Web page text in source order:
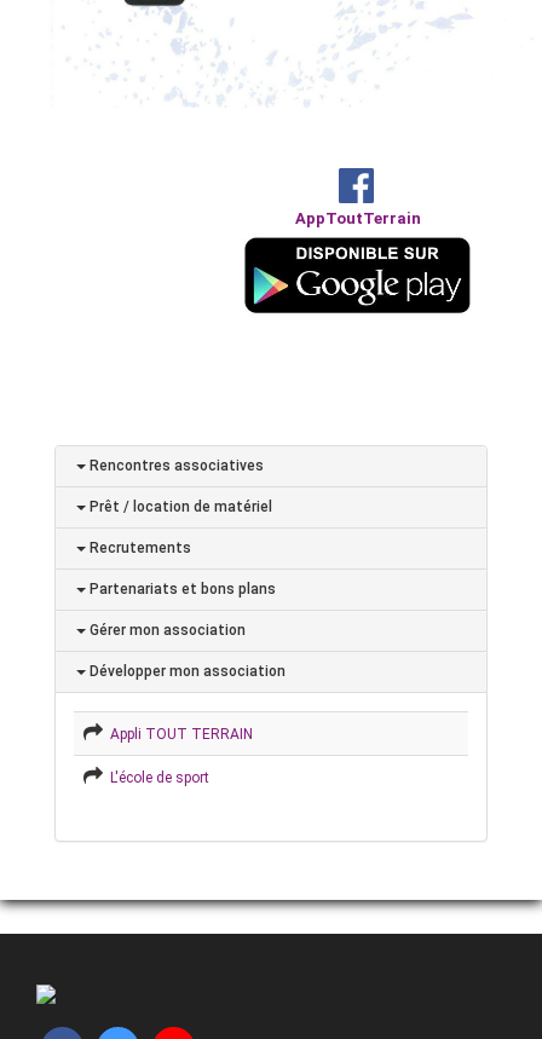
AppToutTerrain
Rencontres associatives
Prêt / location de matériel
Recrutements
Partenariats et bons plans
Gérer mon association
Développer mon association
Appli TOUT TERRAIN
L'école de sport